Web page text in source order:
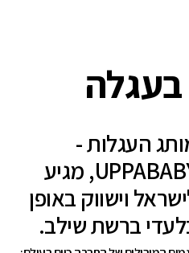
עגלה
העגלות -
UPPABABY, מגיע
וישווק באופן
ברשת שילב.